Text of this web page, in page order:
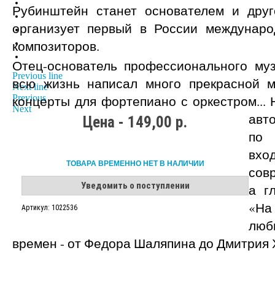
Previous line
Next line
Previous
Next
Цена - 149,00 р.
ТОВАРА ВРЕМЕННО НЕТ В НАЛИЧИИ
Уведомить о поступлении
Артикул: 1022536
Рубинштейн станет основателем и
организует первый в России
композиторов.
Отец-основатель профессионального
всю жизнь написал много прекрасной
концерты для фортепиано с оркестром...
по
а
времен - от Федора Шаляпина до Дмитрия